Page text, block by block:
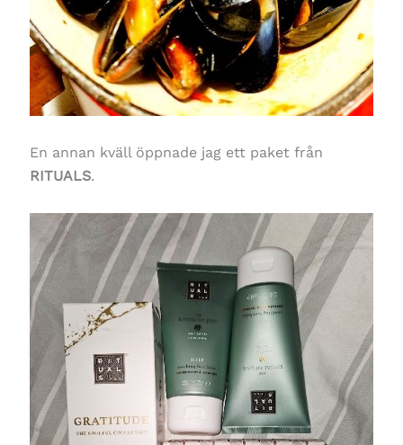
En annan kväll öppnade jag ett paket från
RITUALS.